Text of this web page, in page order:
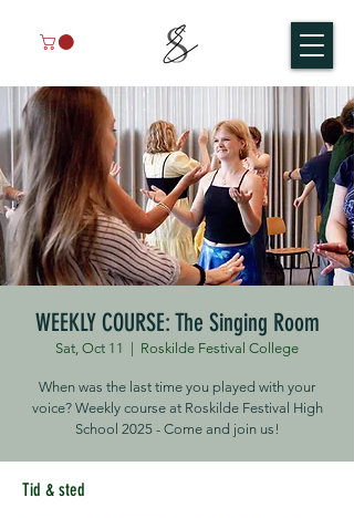
WEEKLY COURSE: The Singing Room
Sat, Oct 11 Roskilde Festival College
When was the last time you played with your
voice? Weekly course at Roskilde Festival High
School 2025 - Come and join us!
Tid & sted